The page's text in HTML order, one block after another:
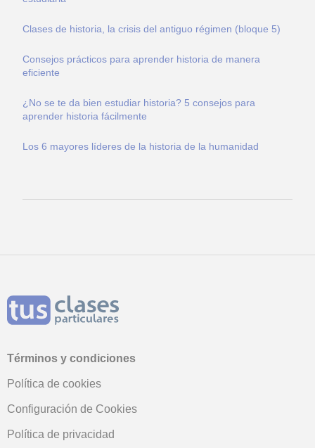
Clases de historia, la crisis del antiguo régimen (bloque 5)
Consejos prácticos para aprender historia de manera
eficiente
¿No se te da bien estudiar historia? 5 consejos para
aprender historia fácilmente
Los 6 mayores líderes de la historia de la humanidad
Términos y condiciones
Política de cookies
Configuración de Cookies
Política de privacidad